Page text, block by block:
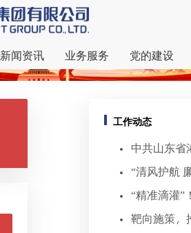
新闻资讯 业务服务 党的建设
工作动态
中共山东省
“清风护航
“精准滴灌”
靶向施策，